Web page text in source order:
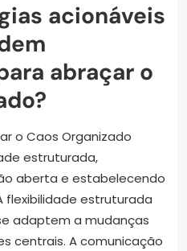
acionáveis
abraçar o
o Caos Organizado
estruturada,
aberta e estabelecendo
flexibilidade estruturada
adaptem a mudanças
centrais. A comunicação